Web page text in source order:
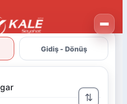
Gidiş - Dönüş
⇅